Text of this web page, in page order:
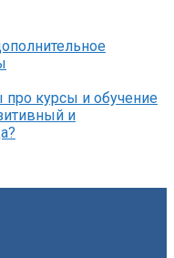
курсы и обучение
и